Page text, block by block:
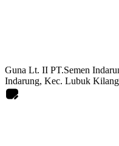
Guna Lt. II PT.Semen
Indarung, Kec. Lubuk